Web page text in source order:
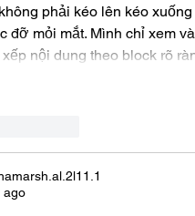
phải kéo lên kéo
đỡ mỏi mắt. Mình chỉ xem
xếp nội dung theo block rõ
ago